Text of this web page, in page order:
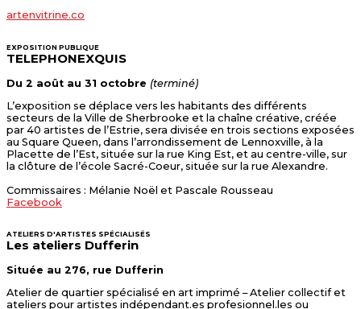
artenvitrine.co
EXPOSITION PUBLIQUE
TELEPHONEXQUIS
Du 2 août au 31 octobre (terminé)
L’exposition se déplace vers les habitants des différents
secteurs de la Ville de Sherbrooke et la chaîne créative, créée
par 40 artistes de l’Estrie, sera divisée en trois sections exposées
au Square Queen, dans l’arrondissement de Lennoxville, à la
Placette de l’Est, située sur la rue King Est, et au centre-ville, sur
la clôture de l’école Sacré-Coeur, située sur la rue Alexandre.
Commissaires : Mélanie Noël et Pascale Rousseau
Facebook
ATELIERS D'ARTISTES SPÉCIALISÉS
Les ateliers Dufferin
Située au 276, rue Dufferin
Atelier de quartier spécialisé en art imprimé – Atelier collectif et
ateliers pour artistes indépendant.es profesionnel.les ou